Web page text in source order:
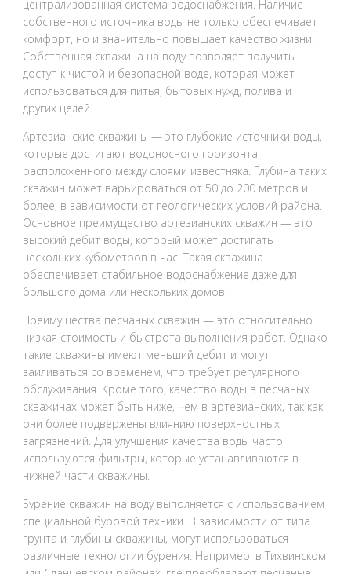
централизованная система водоснабжения. Наличие
собственного источника воды не только обеспечивает
комфорт, но и значительно повышает качество жизни.
Собственная скважина на воду позволяет получить
доступ к чистой и безопасной воде, которая может
использоваться для питья, бытовых нужд, полива и
других целей.
Артезианские скважины — это глубокие источники воды,
которые достигают водоносного горизонта,
расположенного между слоями известняка. Глубина таких
скважин может варьироваться от 50 до 200 метров и
более, в зависимости от геологических условий района.
Основное преимущество артезианских скважин — это
высокий дебит воды, который может достигать
нескольких кубометров в час. Такая скважина
обеспечивает стабильное водоснабжение даже для
большого дома или нескольких домов.
Преимущества песчаных скважин — это относительно
низкая стоимость и быстрота выполнения работ. Однако
такие скважины имеют меньший дебит и могут
заиливаться со временем, что требует регулярного
обслуживания. Кроме того, качество воды в песчаных
скважинах может быть ниже, чем в артезианских, так как
они более подвержены влиянию поверхностных
загрязнений. Для улучшения качества воды часто
используются фильтры, которые устанавливаются в
нижней части скважины.
Бурение скважин на воду выполняется с использованием
специальной буровой техники. В зависимости от типа
грунта и глубины скважины, могут использоваться
различные технологии бурения. Например, в Тихвинском